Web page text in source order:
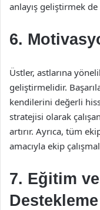
anlayış geliştirmek
6.
Üstler, astlarına
geliştirmelidir.
kendilerini değerli
stratejisi olarak
artırır. Ayrıca, tüm
amacıyla ekip
7. Eğitim
Destekleme